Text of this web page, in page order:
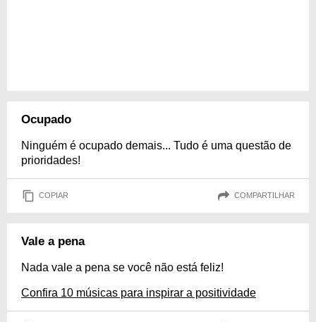
Ocupado
Ninguém é ocupado demais... Tudo é uma questão de
prioridades!
COPIAR COMPARTILHAR
Vale a pena
Nada vale a pena se você não está feliz!
Confira 10 músicas para inspirar a positividade